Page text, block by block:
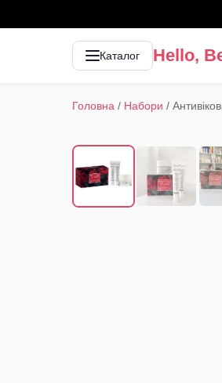
Каталог Hello,
Головна / Набори /